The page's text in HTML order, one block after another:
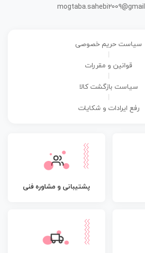
سیاست حریم خصوصی
قوانین و مقررات
سیاست بازگشت کالا
رفع ایرادات و شکایات
پشتیبانی و مشاوره فنی